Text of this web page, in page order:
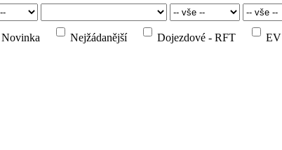
Novinka Nejžádanější Dojezdové - RFT EV